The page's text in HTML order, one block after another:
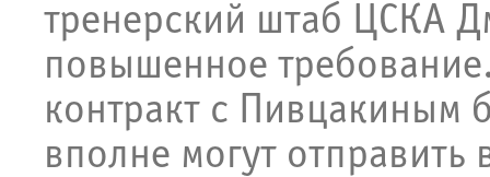
тренерский штаб ЦСКА
повышенное
контракт с Пивцакиным
вполне могут отправить